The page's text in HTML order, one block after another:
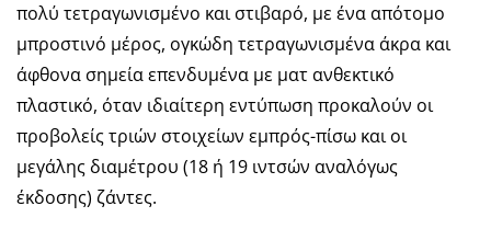
πολύ τετραγωνισμένο και στιβαρό, με ένα απότομο
μπροστινό μέρος, ογκώδη τετραγωνισμένα άκρα και
άφθονα σημεία επενδυμένα με ματ ανθεκτικό
πλαστικό, όταν ιδιαίτερη εντύπωση προκαλούν οι
προβολείς τριών στοιχείων εμπρός-πίσω και οι
μεγάλης διαμέτρου (18 ή 19 ιντσών αναλόγως
έκδοσης) ζάντες.